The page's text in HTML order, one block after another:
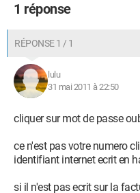
1 réponse
RÉPONSE 1 / 1
lulu
31 mai 2011 à 22:50
cliquer sur mot de passe
ce n'est pas votre numero
identifiant internet ecrit en
si il n'est pas ecrit sur la